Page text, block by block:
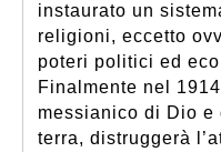
instaurato un
religioni, eccetto
poteri politici ed
Finalmente nel
messianico di Dio
terra, distruggerà